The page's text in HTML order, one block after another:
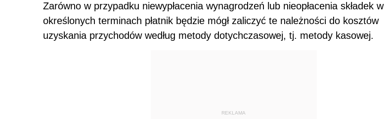
Zarówno w przypadku niewypłacenia wynagrodzeń lub nieopłacenia składek w
określonych terminach płatnik będzie mógł zaliczyć te należności do kosztów
uzyskania przychodów według metody dotychczasowej, tj. metody kasowej.
REKLAMA